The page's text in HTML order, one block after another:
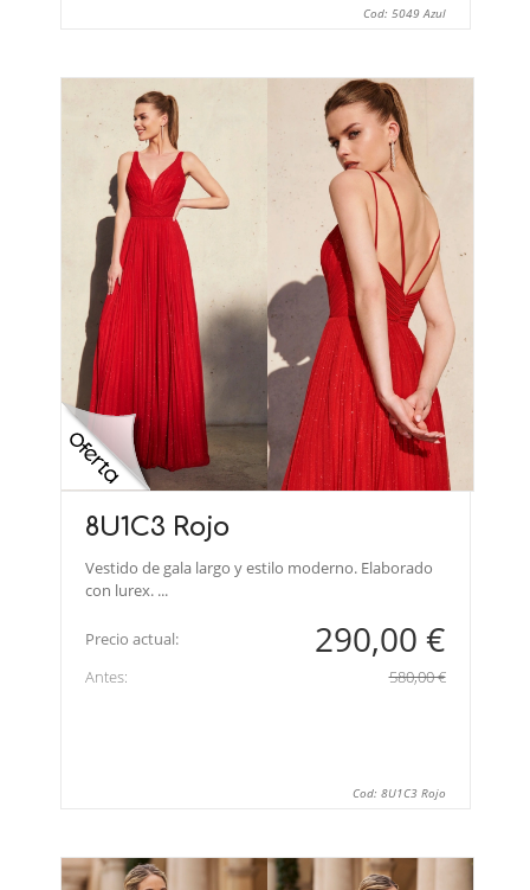
Cod: 5049 Azul
8U1C3 Rojo
Vestido de gala largo y estilo moderno. Elaborado
con lurex. ...
Precio actual: 290,00 €
Antes: 580,00 €
Cod: 8U1C3 Rojo